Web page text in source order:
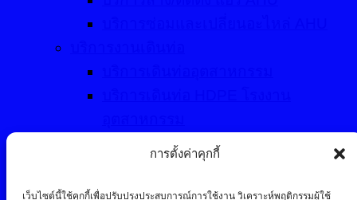
การตั้งค่าคุกกี้
เว็บไซต์นี้ใช้คุกกี้เพื่อปรับปรุงประสบการณ์การใช้งาน วิเคราะห์พฤติกรรมผู้ใช้
บริการเดินท่อ PPR โรงงาน
บริการเดินท่อดับเพลิงโรงงาน